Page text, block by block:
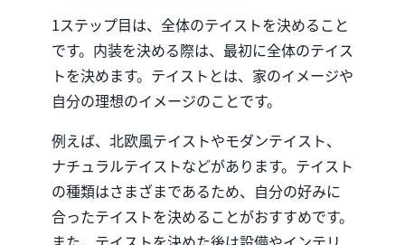
1ステップ目は、全体のテイストを決めること
です。内装を決める際は、最初に全体のテイス
トを決めます。テイストとは、家のイメージや
自分の理想のイメージのことです。
例えば、北欧風テイストやモダンテイスト、
ナチュラルテイストなどがあります。テイスト
の種類はさまざまであるため、自分の好みに
合ったテイストを決めることがおすすめです。